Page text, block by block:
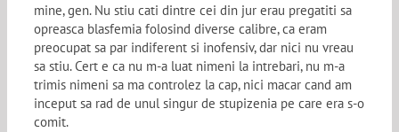
mine, gen. Nu stiu cati dintre cei din jur erau pregatiti sa
opreasca blasfemia folosind diverse calibre, ca eram
preocupat sa par indiferent si inofensiv, dar nici nu vreau
sa stiu. Cert e ca nu m-a luat nimeni la intrebari, nu m-a
trimis nimeni sa ma controlez la cap, nici macar cand am
inceput sa rad de unul singur de stupizenia pe care era s-o
comit.